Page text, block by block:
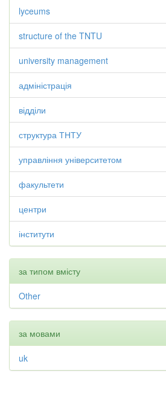
lyceums
structure of the TNTU
university management
адміністрація
відділи
структура ТНТУ
управління університетом
факультети
центри
інститути
за типом вмісту
Other
за мовами
uk